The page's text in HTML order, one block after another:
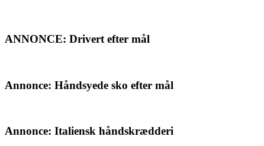
ANNONCE: Drivert efter mål
Annonce: Håndsyede sko efter mål
Annonce: Italiensk håndskrædderi